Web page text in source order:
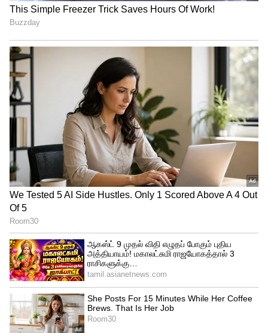
மேலும்
செய்திகளுக்கு..ஒன்றிணைவோம் வா..
அதிமுகவின் முதல்வர் வேட்பாளர்
இவர்தான்.! எடப்பாடியா? பன்னீரா?
குழப்பத்தில் ர.ரக்கள்